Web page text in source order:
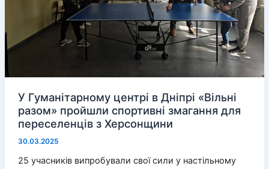
У Гуманітарному центрі в Дніпрі «Вільні
разом» пройшли спортивні змагання для
переселенців з Херсонщини
30.03.2025
25 учасників випробували свої сили у настільному